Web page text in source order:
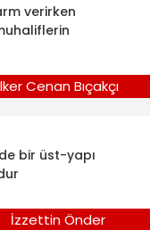
verirken
Cenan Bıçakçı
bir üst-yapı
İzzettin Önder